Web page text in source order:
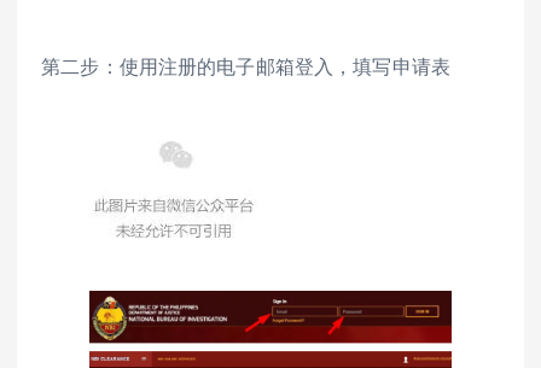
第二步：使用注册的电子邮箱登入，填写申请表